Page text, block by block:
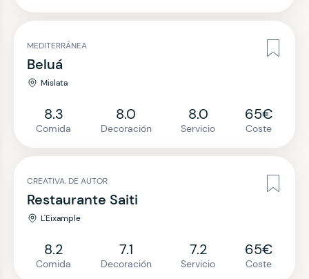
MEDITERRÁNEA
Beluá
Mislata
8.3
Comida
8.0
Decoración
8.0
Servicio
65€
Coste
CREATIVA, DE AUTOR
Restaurante Saiti
L'Eixample
8.2
Comida
7.1
Decoración
7.2
Servicio
65€
Coste